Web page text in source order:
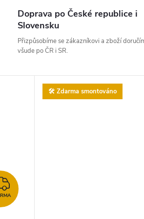
Doprava po České republice i
Slovensku
Přizpůsobíme se zákazníkovi a zboží
všude po ČR i SR.
ZDARMA
🛠️ Zdarma smontováno